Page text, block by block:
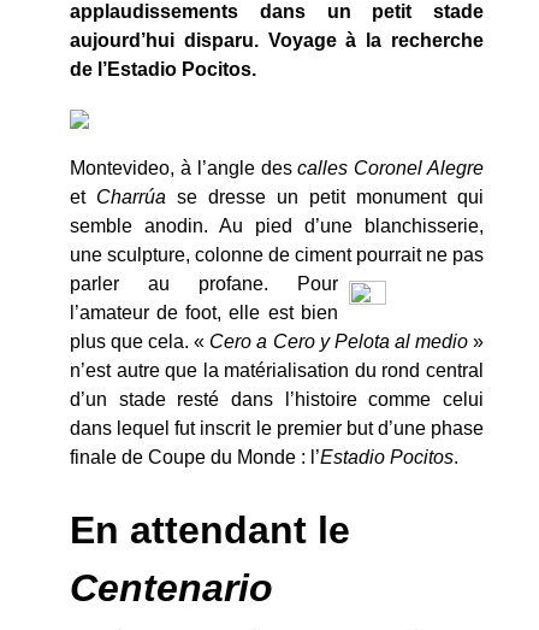
applaudissements dans un petit stade
aujourd’hui disparu. Voyage à la recherche
de l’Estadio Pocitos.
Montevideo, à l’angle descalles Coronel Alegre
et Charrúa se dresse un petit monument qui
semble anodin. Au pied d’une blanchisserie,
une sculpture, colonne de ciment pourrait ne pas
parler au profane.
Pour
l’amateur de foot, elle est bien
plus que cela. « Cero a Cero y Pelota al medio»
n’est autre que la matérialisation du rond central
d’un stade resté dans l’histoire comme celui
dans lequel fut inscrit le premier but d’une phase
finale de Coupe du Monde : l’Estadio Pocitos.
En attendant le
Centenario